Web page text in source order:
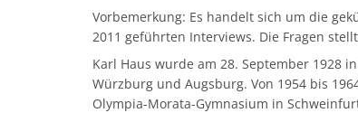
Vorbemerkung: Es handelt sich um die
2011 geführten Interviews. Die Fragen
Karl Haus wurde am 28. September 1928
Würzburg und Augsburg. Von 1954 bis
Olympia-Morata-Gymnasium in